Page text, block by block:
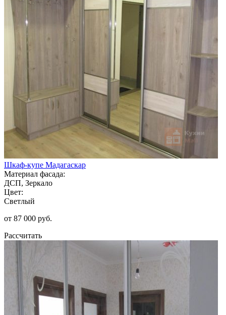
Шкаф-купе Мадагаскар
Материал фасада:
ДСП, Зеркало
Цвет:
Светлый
от 87 000 руб.
Рассчитать